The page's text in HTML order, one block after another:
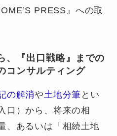
PRESS』への取
、『出口戦略』までの
コンサルティング
の解消や 土地分筆 とい
口）から、将来の相
、あるいは「相続土地